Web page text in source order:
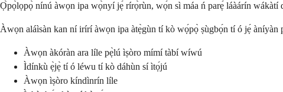
Ọ̀pọ̀lọpọ̀ nínú àwọn ipa wọ̀nyí jẹ́ rírọ̀rùn, wọ́n sì máa ń parẹ́ láàárín wákàtí
Àwọn aláìsàn kan ní irírí àwọn ipa àtẹ̀gùn tí kò wọ́pọ̀ ṣùgbọ́n tí ó jẹ́ àníyàn
Àwọn àkóràn ara líle pẹ̀lú ìṣòro mímí tàbí wíwú
Ìdínkù ẹ̀jẹ̀ tí ó léwu tí kò dáhùn sí ìtọ́jú
Àwọn ìṣòro kíndìnrín líle